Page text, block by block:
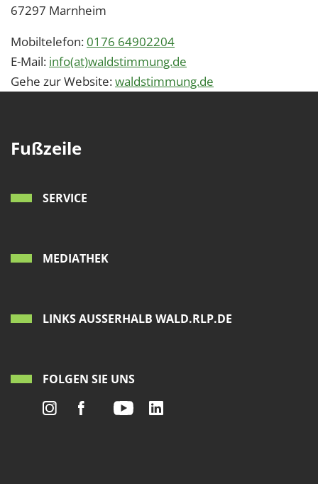
67297 Marnheim
Mobiltelefon:0176 64902204
E-Mail: info(at)waldstimmung.de
Gehe zur Website:waldstimmung.de
Fußzeile
SERVICE
MEDIATHEK
LINKS AUSSERHALB WALD.RLP.DE
FOLGEN SIE UNS